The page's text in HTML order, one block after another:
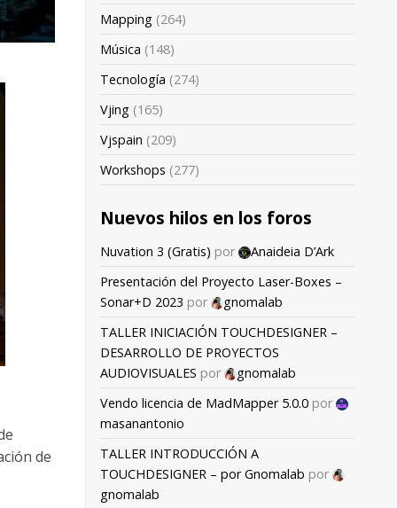
de
Mapping (264)
Música (148)
Tecnología (274)
Vjing (165)
Vjspain (209)
Workshops (277)
Nuevos hilos en los foros
Nuvation 3 (Gratis) por
Anaideia D’Ark
Presentación del Proyecto Laser-Boxes –
Sonar+D 2023 por
gnomalab
TALLER INICIACIÓN TOUCHDESIGNER –
DESARROLLO DE PROYECTOS
AUDIOVISUALES por
gnomalab
Vendo licencia de MadMapper 5.0.0 por
masanantonio
TALLER INTRODUCCIÓN A
TOUCHDESIGNER – por Gnomalab por
gnomalab